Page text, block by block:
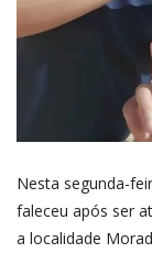
Nesta segunda-
faleceu após ser
a localidade